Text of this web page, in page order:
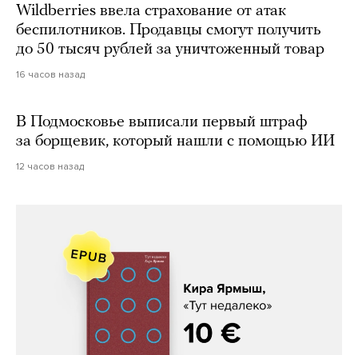
Wildberries ввела страхование от атак
беспилотников. Продавцы смогут получить
до 50 тысяч рублей за уничтоженный товар
16 часов назад
В Подмосковье выписали первый штраф
за борщевик, который нашли с помощью ИИ
12 часов назад